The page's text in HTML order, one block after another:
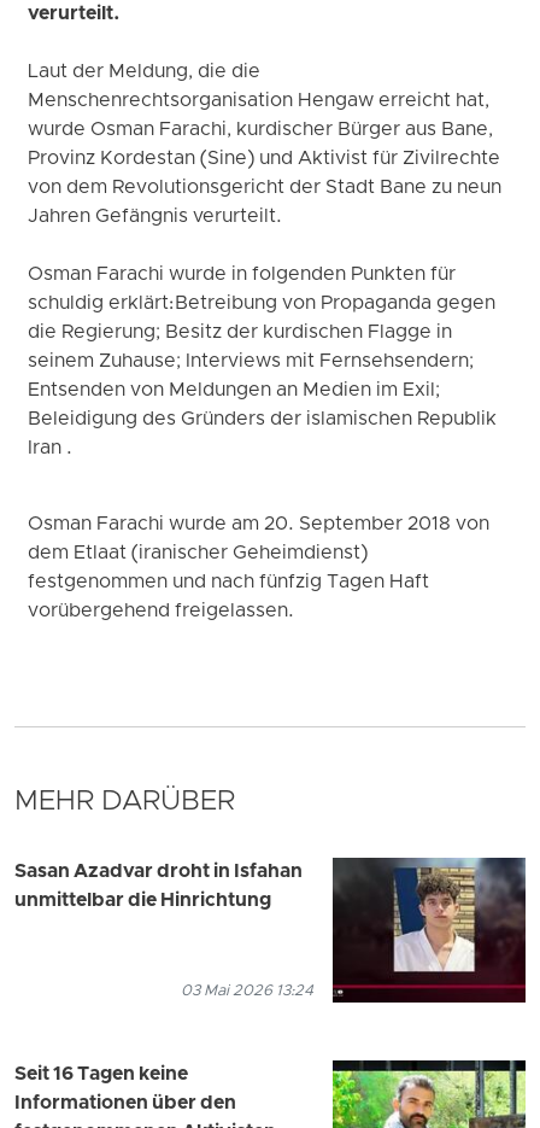
verurteilt.
Laut der Meldung, die die
Menschenrechtsorganisation Hengaw erreicht hat,
wurde Osman Farachi, kurdischer Bürger aus Bane,
Provinz Kordestan (Sine) und Aktivist für Zivilrechte
von dem Revolutionsgericht der Stadt Bane zu neun
Jahren Gefängnis verurteilt.
Osman Farachi wurde in folgenden Punkten für
schuldig erklärt: Betreibung von Propaganda gegen
die Regierung; Besitz der kurdischen Flagge in
seinem Zuhause; Interviews mit Fernsehsendern;
Entsenden von Meldungen an Medien im Exil;
Beleidigung des Gründers der islamischen Republik
Iran .
Osman Farachi wurde am 20. September 2018 von
dem Etlaat (iranischer Geheimdienst)
festgenommen und nach fünfzig Tagen Haft
vorübergehend freigelassen.
MEHR DARÜBER
Sasan Azadvar droht in Isfahan
unmittelbar die Hinrichtung
03 Mai 2026 13:24
Seit 16 Tagen keine
Informationen über den